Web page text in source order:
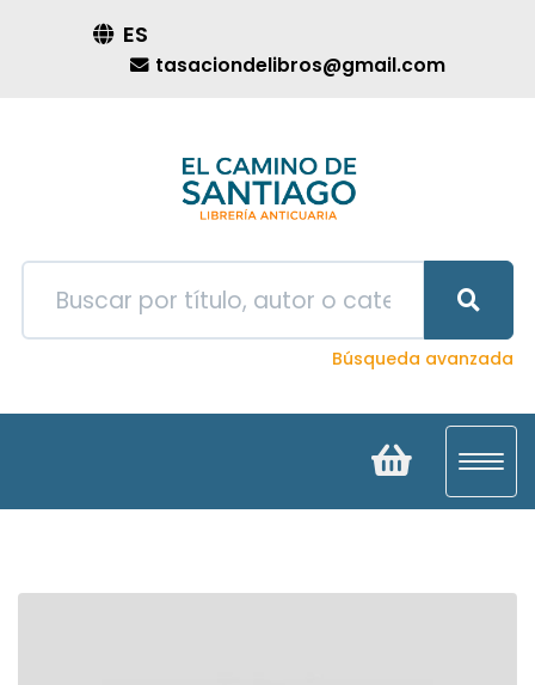
ES
tasaciondelibros@gmail.com
Búsqueda avanzada